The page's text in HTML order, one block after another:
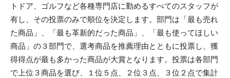
トドア、ゴルフなど各種専門店に勤めるすべてのスタッフが
有し、その投票のみで順位を決定します。部門は「最も売れ
た商品」、「最も革新的だった商品」、「最も使ってほしい
商品」の３部門で、選考商品を推薦理由とともに投票し、獲
得得点が最も多かった商品が大賞となります。投票は各部門
で上位３商品を選び、１位５点、２位３点、３位２点で集計